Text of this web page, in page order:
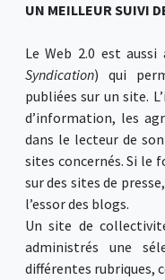
UN MEILLEUR SUIVI
Le Web 2.0 est aussi
Syndication) qui
publiées sur un site.
d’information, les
dans le lecteur de
sites concernés. Si le
sur des sites de
l’essor des blogs.
Un site de
administrés une
différentes rubriques,